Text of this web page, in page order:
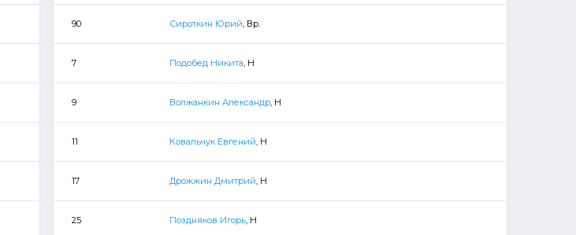
90 Сироткин Юрий, Вр.
7 Подобед Никита, Н
9 Волжанкин Александр, Н
11 Ковальчук Евгений, Н
17 Дрожжин Дмитрий, Н
25 Поздняков Игорь, Н